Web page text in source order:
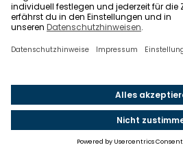
diese aber nicht.
KfW vs. BAFA: Wer ist wofür
Seit Januar 2024 ist die
, dasBAFAum
energetischen
Einbau